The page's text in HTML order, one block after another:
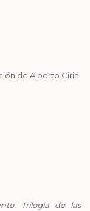
de Alberto Ciria.
Trilogía de las